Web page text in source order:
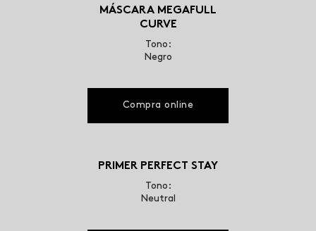
MÁSCARA MEGAFULL
CURVE
Tono:
Negro
Compra online
PRIMER PERFECT STAY
Tono:
Neutral